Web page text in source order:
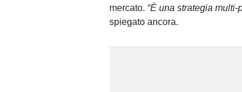
mercato. “È una strategia
spiegato ancora.